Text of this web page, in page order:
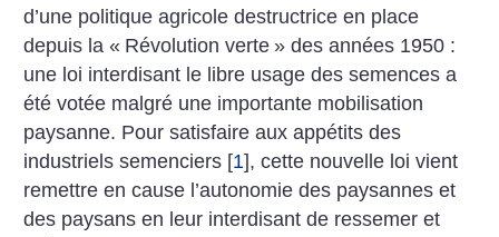
d’une politique agricole destructrice en place
depuis la « Révolution verte » des années 1950 :
une loi interdisant le libre usage des semences a
été votée malgré une importante mobilisation
paysanne. Pour satisfaire aux appétits des
industriels semenciers [1], cette nouvelle loi vient
remettre en cause l’autonomie des paysannes et
des paysans en leur interdisant de ressemer et